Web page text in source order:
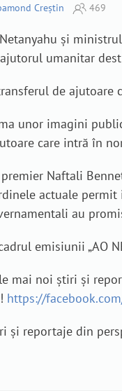
Creștin 469
și
umanitar
de ajutoare
unor imagini
care intră în
Naftali
actuale permit
au
emisiunii „AO
mai noi știri și
https://
și reportaje din